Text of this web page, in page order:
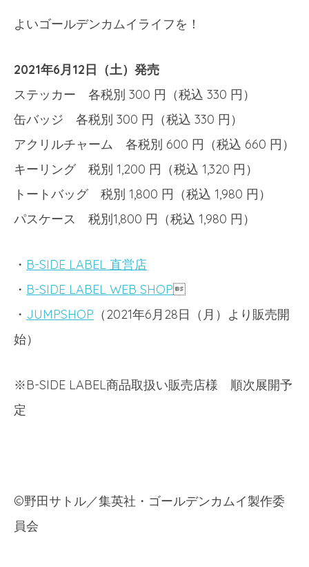
よいゴールデンカムイライフを！
2021年6月12日（土）発売
ステッカー 各税別 300 円（税込 330 円）
缶バッジ 各税別 300 円（税込 330 円）
アクリルチャーム 各税別 600 円（税込 660 円）
キーリング 税別 1,200 円（税込 1,320 円）
トートバッグ 税別 1,800 円（税込 1,980 円）
パスケース 税別1,800 円（税込 1,980 円）
・ B-SIDE LABEL 直営店
・ B-SIDE LABEL WEB SHOP
・ JUMPSHOP （2021年6月28日（月）より販売開
始）
※B-SIDE LABEL商品取扱い販売店様 順次展開予
定
©野田サトル／集英社・ゴールデンカムイ製作委
員会